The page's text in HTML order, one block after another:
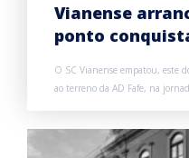
Vianense
ponto
O SC Vianense empatou, este
ao terreno da AD Fafe, na